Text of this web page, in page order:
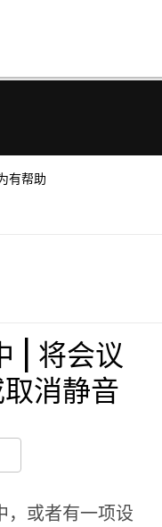
有帮助
| 将会议
消静音
，或者有一项设